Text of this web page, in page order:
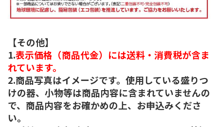
【その他】
1.表示価格（商品代金）には送料・消費税が含ま
れています。
2.商品写真はイメージです。使用している盛りつ
けの器、小物等は商品内容に含まれていませんの
で、商品内容をお確かめの上、お申込みくださ
い。